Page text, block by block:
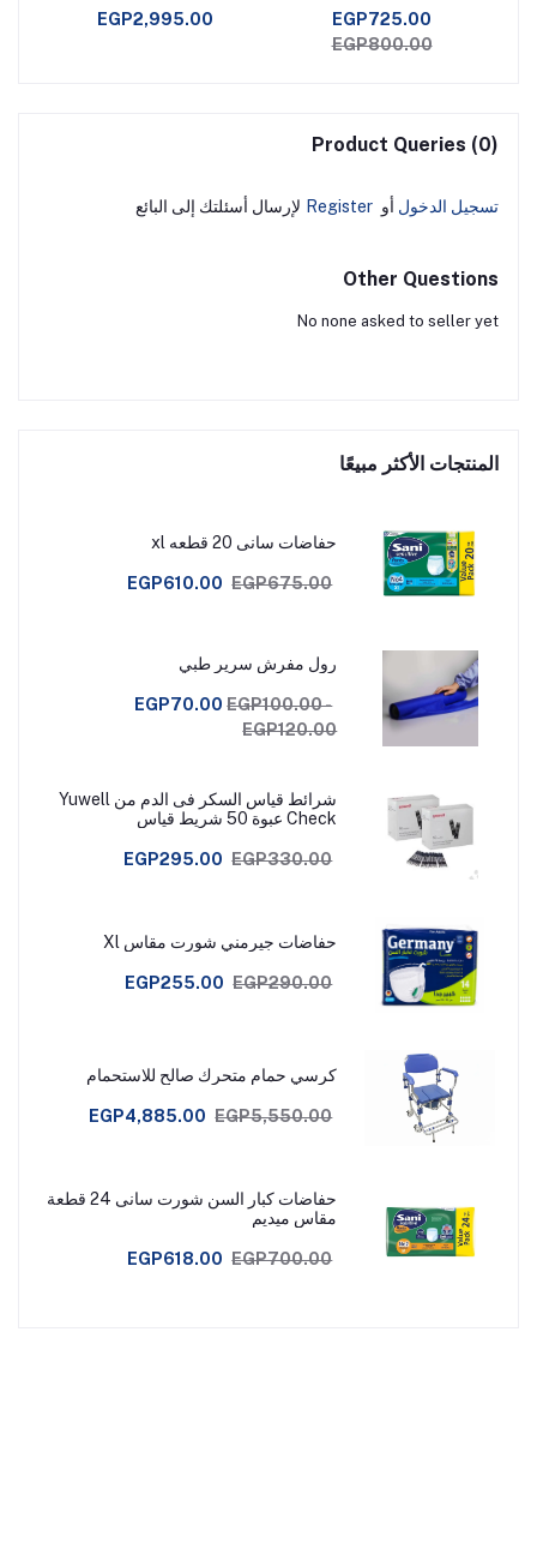
EGP725.00
EGP800.00
الظهر والمقعد
EGP2,995.00
Product Queries (0)
تسجيل الدخول أو Register لإرسال أسئلتك إلى البائع
Other Questions
No none asked to seller yet
المنتجات الأكثر مبيعًا
حفاضات سانى 20 قطعه xl
EGP610.00 EGP675.00
رول مفرش سرير طبي
EGP70.00 EGP100.00 -
EGP120.00
شرائط قياس السكر فى الدم من Yuwell
Check عبوة 50 شريط قياس
EGP295.00 EGP330.00
حفاضات جيرمني شورت مقاس Xl
EGP255.00 EGP290.00
كرسي حمام متحرك صالح للاستحمام
EGP4,885.00 EGP5,550.00
حفاضات كبار السن شورت سانى 24 قطعة
مقاس ميديم
EGP618.00 EGP700.00